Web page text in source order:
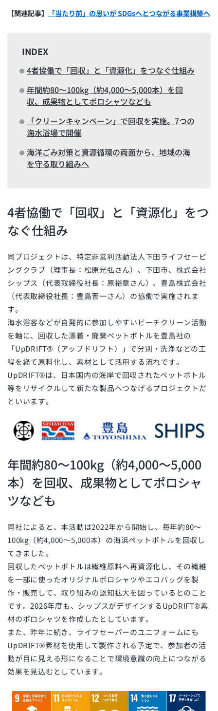
【関連記事】
「当たり前」の思いが SDGsへとつながる事業構築へ
INDEX
4者協働で「回収」と「資源化」をつなぐ仕組み
年間約80〜100kg（約4,000〜5,000本）を回
収、成果物としてポロシャツなども
「クリーンキャンペーン」で回収を実施。7つの
海水浴場で開催
海洋ごみ対策と資源循環の両面から、地域の海
を守る取り組みへ
4者協働で「回収」と「資源化」をつ
なぐ仕組み
同プロジェクトは、特定非営利活動法人下田ライフセービ
ングクラブ（理事長：松原光弘さん）、下田市、株式会社
シップス（代表取締役社長：原裕章さん）、豊島株式会社
（代表取締役社長：豊島晋一さん）の協働で実施されま
す。
海水浴客などが自発的に参加しやすいビーチクリーン活動
を軸に、回収した漂着・廃棄ペットボトルを豊島社の
「UpDRIFT®（アップドリフト）」で分別・洗浄などの工
程を経て原料化し、素材として活用する流れです。
UpDRIFT®は、日本国内の海岸で回収されたペットボトル
等をリサイクルして新たな製品へつなげるプロジェクトだ
といいます。
年間約80〜100kg（約4,000〜5,000
本）を回収、成果物としてポロシャ
ツなども
同社によると、本活動は2022年から開始し、毎年約80〜
100kg（約4,000〜5,000本）の海浜ペットボトルを回収し
てきました。
回収したペットボトルは繊維原料へ再資源化し、その繊維
を一部に使ったオリジナルポロシャツやエコバッグを製
作・販売して、取り組みの認知拡大を図っているとのこと
です。2026年度も、シップスがデザインするUpDRIFT®素
材のポロシャツを作成したとしています。
また、昨年に続き、ライフセーバーのユニフォームにも
UpDRIFT®素材を使用して製作される予定で、参加者の活
動が目に見える形になることで環境意識の向上につながる
効果を見込むとしています。